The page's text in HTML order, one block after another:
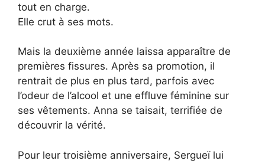
tout en charge.
Elle crut à ses mots.
Mais la deuxième année laissa apparaître de
premières fissures. Après sa promotion, il
rentrait de plus en plus tard, parfois avec
l’odeur de l’alcool et une effluve féminine sur
ses vêtements. Anna se taisait, terrifiée de
découvrir la vérité.
Pour leur troisième anniversaire, Sergueï lui